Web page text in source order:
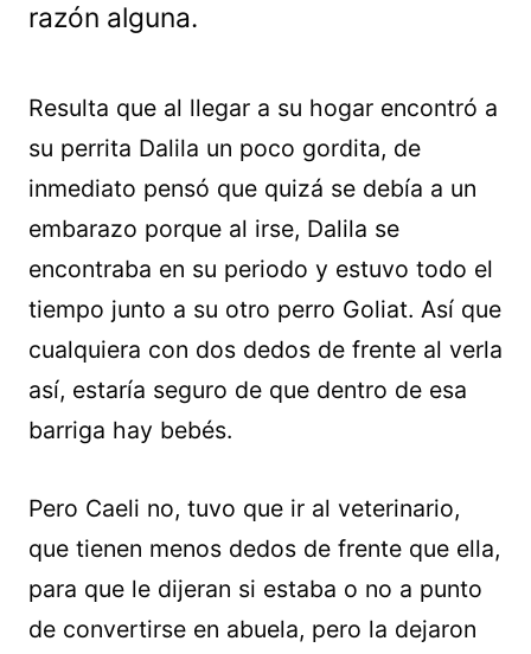
razón alguna.
Resulta que al llegar a su hogar encontró a
su perrita Dalila un poco gordita, de
inmediato pensó que quizá se debía a un
embarazo porque al irse, Dalila se
encontraba en su periodo y estuvo todo el
tiempo junto a su otro perro Goliat. Así que
cualquiera con dos dedos de frente al verla
así, estaría seguro de que dentro de esa
barriga hay bebés.
Pero Caeli no, tuvo que ir al veterinario,
que tienen menos dedos de frente que ella,
para que le dijeran si estaba o no a punto
de convertirse en abuela, pero la dejaron